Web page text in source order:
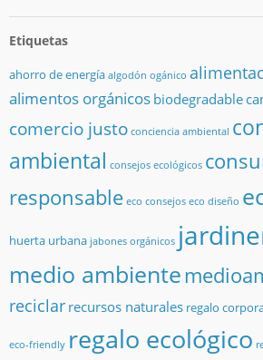
Etiquetas
ahorro de energía algodón ogánico
alimentos orgánicos biodegradable
comercio justo conciencia ambiental
ambiental consejos ecológicos
responsable eco consejos eco diseño
huerta urbana jabones orgánicos
medio ambiente
reciclar recursos naturales regalo
eco-friendly regalo ecológico